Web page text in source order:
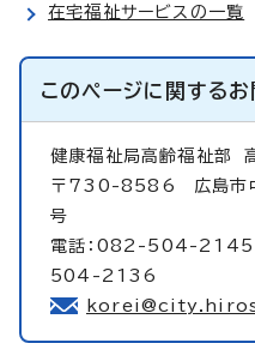
在宅福祉サービスの一覧
このページに関するお
健康福祉局高齢福祉部
〒730-8586 広島市
号
電話：082-504-2145
504-2136